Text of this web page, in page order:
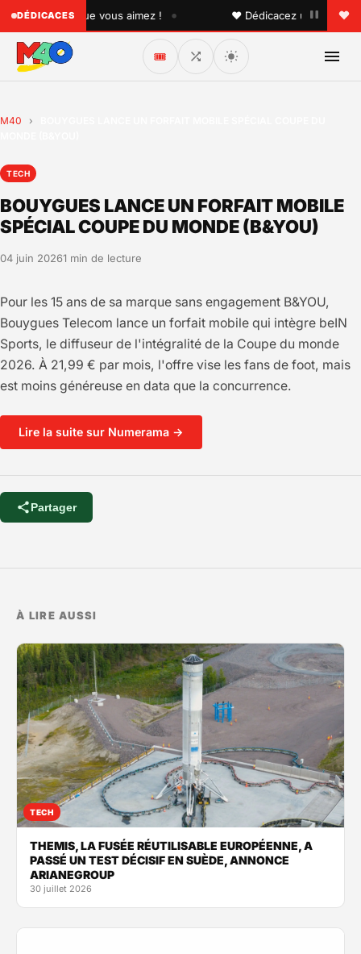
DÉDICACES
quelqu'un que vous aimez ! • ♥ Dédicacez un titre à vos
🎟️
M40 ›
TECH
BOUYGUES LANCE UN FORFAIT MOBILE
SPÉCIAL COUPE DU MONDE (B&YOU)
04 juin 20261 min de lecture
Pour les 15 ans de sa marque sans engagement B&YOU,
Bouygues Telecom lance un forfait mobile qui intègre beIN
Sports, le diffuseur de l'intégralité de la Coupe du monde
2026. À 21,99 € par mois, l'offre vise les fans de foot, mais
est moins généreuse en data que la concurrence.
Lire la suite sur Numerama →
Partager
À LIRE AUSSI
TECH
THEMIS, LA FUSÉE RÉUTILISABLE EUROPÉENNE, A
PASSÉ UN TEST DÉCISIF EN SUÈDE, ANNONCE
ARIANEGROUP
30 juillet 2026